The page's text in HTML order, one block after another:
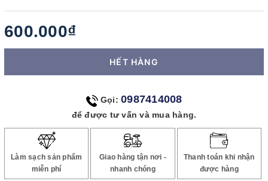
600.000₫
HẾT HÀNG
Gọi: 0987414008
để được tư vấn và mua hàng.
Làm sạch sản phẩm
miễn phí
Giao hàng tận nơi -
nhanh chóng
Thanh toán khi nhận
được hàng